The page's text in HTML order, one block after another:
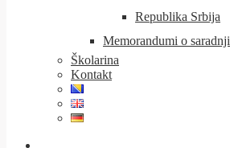
Republika Srbija
Memorandumi o saradnji
Školarina
Kontakt